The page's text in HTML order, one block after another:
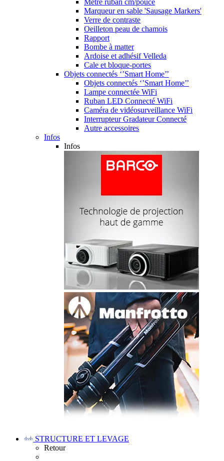
Mètre ruban cm/pouce
Marqueur en sable 'Sausage Markers'
Verre de contraste
Oeilleton peau de chamois
Rapport
Bombe à matter
Ardoise et adhésif Velleda
Cale et bloque-portes
Objets connectés ‘’Smart Home’’
Objets connectés ‘’Smart Home’’
Lampe connectée WiFi
Ruban LED Connecté WiFi
Caméra de vidéosurveillance WiFi
Interrupteur Gradateur Connecté
Autre accessoires
Infos
Infos
STRUCTURE ET LEVAGE
Retour